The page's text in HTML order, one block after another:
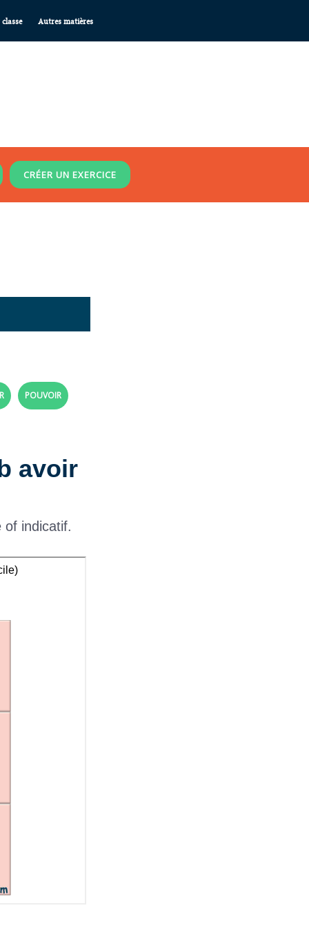
Autres matières
CRÉER UN EXERCICE
POUVOIR
avoir
of indicatif.